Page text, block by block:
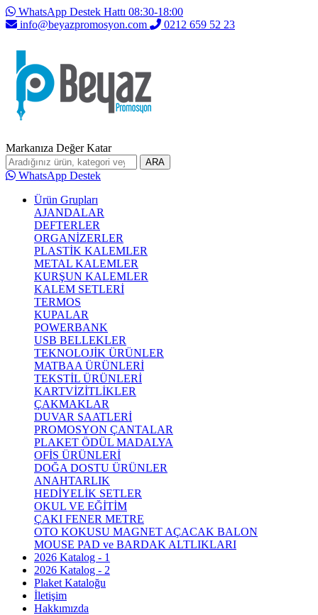
WhatsApp Destek Hattı 08:30-18:00
info@beyazpromosyon.com
0212 659 52 23
Markanıza Değer Katar
ARA
WhatsApp Destek
Ürün Grupları
AJANDALAR
DEFTERLER
ORGANİZERLER
PLASTİK KALEMLER
METAL KALEMLER
KURŞUN KALEMLER
KALEM SETLERİ
TERMOS
KUPALAR
POWERBANK
USB BELLEKLER
TEKNOLOJİK ÜRÜNLER
MATBAA ÜRÜNLERİ
TEKSTİL ÜRÜNLERİ
KARTVİZİTLİKLER
ÇAKMAKLAR
DUVAR SAATLERİ
PROMOSYON ÇANTALAR
PLAKET ÖDÜL MADALYA
OFİS ÜRÜNLERİ
DOĞA DOSTU ÜRÜNLER
ANAHTARLIK
HEDİYELİK SETLER
OKUL VE EĞİTİM
ÇAKI FENER METRE
OTO KOKUSU MAGNET AÇACAK BALON
MOUSE PAD ve BARDAK ALTLIKLARI
2026 Katalog - 1
2026 Katalog - 2
Plaket Kataloğu
İletişim
Hakkımızda